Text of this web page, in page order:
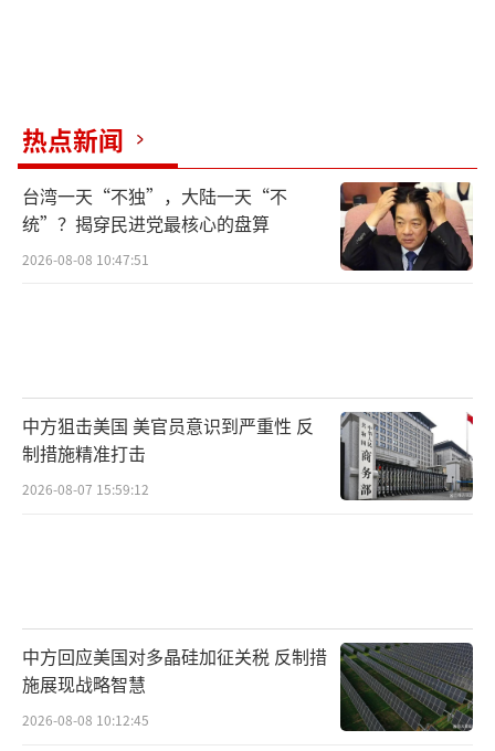
热点新闻
台湾一天“不独”，大陆一天“不
统”？揭穿民进党最核心的盘算
2026-08-08 10:47:51
中方狙击美国 美官员意识到严重性 反
制措施精准打击
2026-08-07 15:59:12
中方回应美国对多晶硅加征关税 反制措
施展现战略智慧
2026-08-08 10:12:45